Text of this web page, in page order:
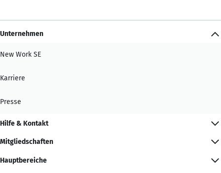
Unternehmen
New Work SE
Karriere
Presse
Hilfe & Kontakt
Mitgliedschaften
Hauptbereiche